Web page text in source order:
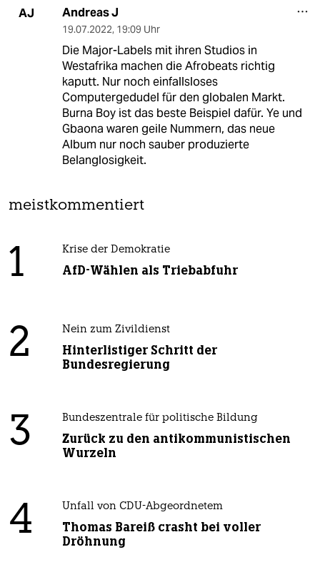
AJ Andreas J
19.07.2022, 19:09 Uhr
Die Major-Labels mit ihren Studios in
Westafrika machen die Afrobeats richtig
kaputt. Nur noch einfallsloses
Computergedudel für den globalen Markt.
Burna Boy ist das beste Beispiel dafür. Ye und
Gbaona waren geile Nummern, das neue
Album nur noch sauber produzierte
Belanglosigkeit.
meistkommentiert
1 Krise der Demokratie
AfD-Wählen als Triebabfuhr
2 Nein zum Zivildienst
Hinterlistiger Schritt der
Bundesregierung
3 Bundeszentrale für politische Bildung
Zurück zu den antikommunistischen
Wurzeln
4 Unfall von CDU-Abgeordnetem
Thomas Bareiß crasht bei voller
Dröhnung